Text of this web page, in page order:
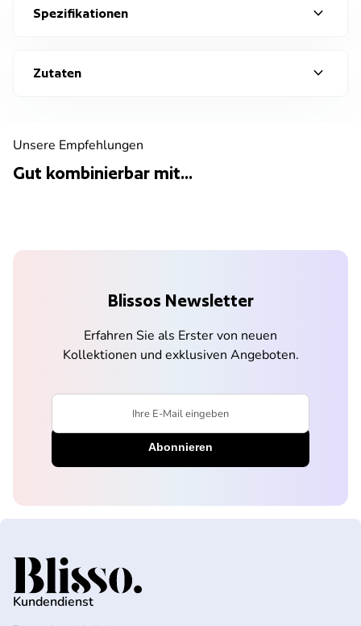
Spezifikationen expand_more
Zutaten expand_more
Unsere Empfehlungen
Gut kombinierbar mit...
Blissos Newsletter
Erfahren Sie als Erster von neuen
Kollektionen und exklusiven Angeboten.
Ihre E-Mail eingeben
Startseite
Kundendienst